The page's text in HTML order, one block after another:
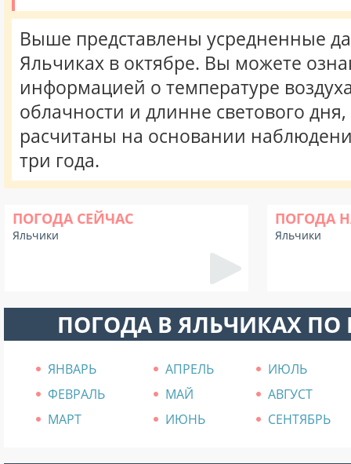
Выше представлены усредненные
Яльчиках в октябре. Вы можете
информацией о температуре
облачности и длинне светового
расчитаны на основании
три года.
ПОГОДА СЕЙЧАС
Яльчики
ПОГОДА
Яльчики
ПОГОДА В ЯЛЬЧИКАХ
ЯНВАРЬ АПРЕЛЬ
ИЮЛЬ
ФЕВРАЛЬ
МАЙ
АВГУСТ
МАРТ
ИЮНЬ СЕНТЯБРЬ